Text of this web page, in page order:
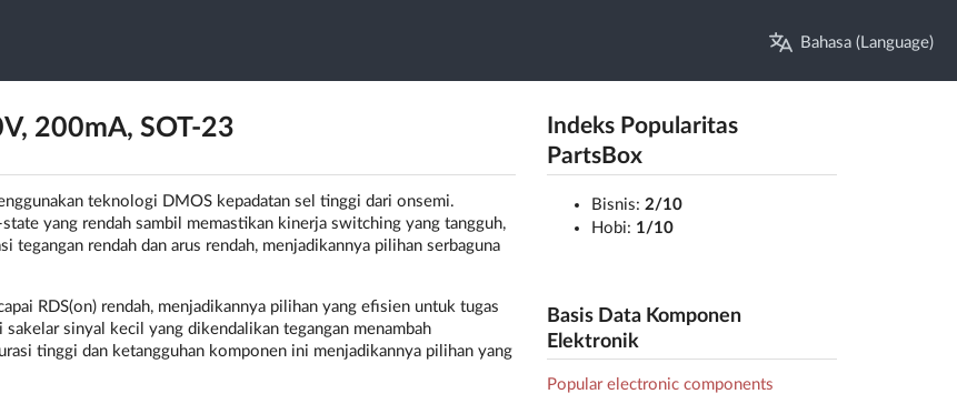
Bahasa (Language)
200mA, SOT-23
teknologi DMOS kepadatan sel tinggi dari onsemi.
yang rendah sambil memastikan kinerja switching yang tangguh,
rendah dan arus rendah, menjadikannya pilihan serbaguna
RDS(on) rendah, menjadikannya pilihan yang efisien untuk tugas
sinyal kecil yang dikendalikan tegangan menambah
tinggi dan ketangguhan komponen ini menjadikannya pilihan yang
Indeks Popularitas
PartsBox
Bisnis: 2/10
Hobi: 1/10
Basis Data Komponen
Elektronik
Popular electronic components